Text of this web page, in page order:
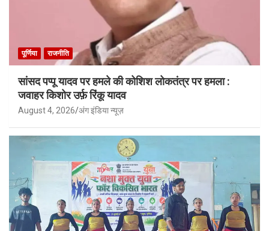
पूर्णिया राजनीति
सांसद पप्पू यादव पर हमले की कोशिश लोकतंत्र पर हमला :
जवाहर किशोर उर्फ़ रिंकू यादव
August 4, 2026 अंग इंडिया न्यूज़